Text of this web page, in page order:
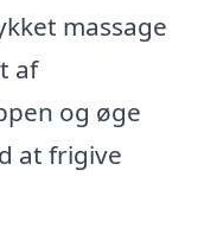
massage
af
og øge
at frigive